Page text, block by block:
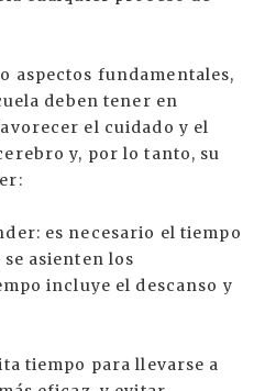
aspectos fundamentales,
deben tener en
el cuidado y el
y, por lo tanto, su
es necesario el tiempo
asienten los
incluye el descanso y
tiempo para llevarse a